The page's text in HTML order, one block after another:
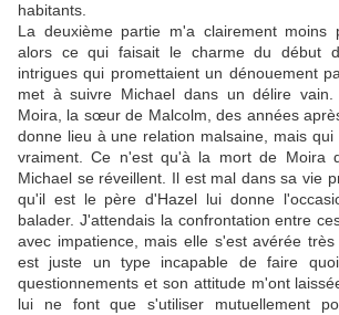
habitants.
La deuxième partie m'a clairement moins
alors ce qui faisait le charme du début
intrigues qui promettaient un dénouement
met à suivre Michael dans un délire
Moira, la sœur de Malcolm, des années
donne lieu à une relation malsaine, mais
vraiment. Ce n'est qu'à la mort de Moira
Michael se réveillent. Il est mal dans sa vie
qu'il est le père d'Hazel lui donne
balader. J'attendais la confrontation entre
avec impatience, mais elle s'est avérée
est juste un type incapable de faire
questionnements et son attitude m'ont
lui ne font que s'utiliser mutuellement